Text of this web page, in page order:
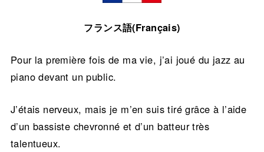
フランス語(Français)
Pour la première fois de ma vie, j’ai joué du jazz au
piano devant un public.
J’étais nerveux, mais je m’en suis tiré grâce à l’aide
d’un bassiste chevronné et d’un batteur très
talentueux.